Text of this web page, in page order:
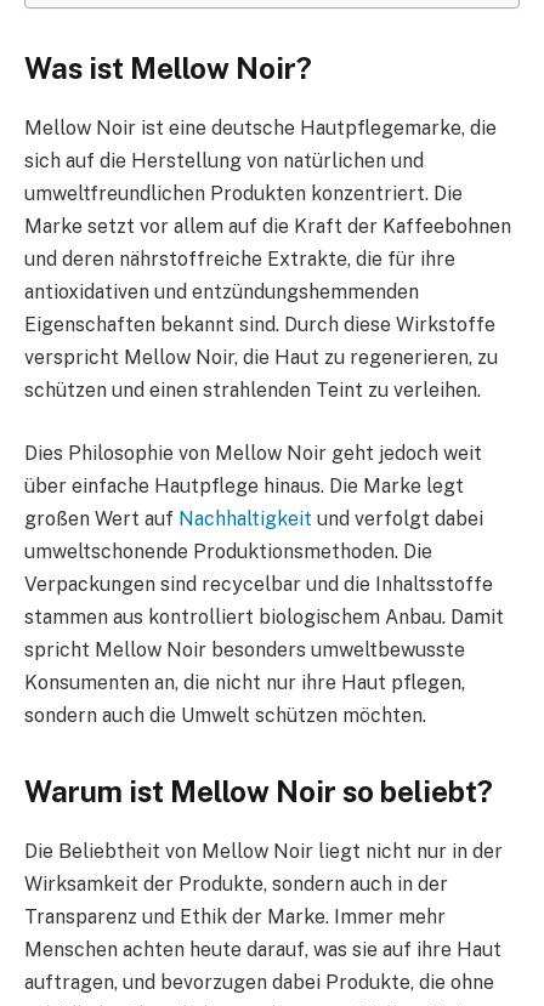
Was ist Mellow Noir?
Mellow Noir ist eine deutsche Hautpflegemarke, die
sich auf die Herstellung von natürlichen und
umweltfreundlichen Produkten konzentriert. Die
Marke setzt vor allem auf die Kraft der Kaffeebohnen
und deren nährstoffreiche Extrakte, die für ihre
antioxidativen und entzündungshemmenden
Eigenschaften bekannt sind. Durch diese Wirkstoffe
verspricht Mellow Noir, die Haut zu regenerieren, zu
schützen und einen strahlenden Teint zu verleihen.
Dies Philosophie von Mellow Noir geht jedoch weit
über einfache Hautpflege hinaus. Die Marke legt
großen Wert auf Nachhaltigkeit und verfolgt dabei
umweltschonende Produktionsmethoden. Die
Verpackungen sind recycelbar und die Inhaltsstoffe
stammen aus kontrolliert biologischem Anbau. Damit
spricht Mellow Noir besonders umweltbewusste
Konsumenten an, die nicht nur ihre Haut pflegen,
sondern auch die Umwelt schützen möchten.
Warum ist Mellow Noir so beliebt?
Die Beliebtheit von Mellow Noir liegt nicht nur in der
Wirksamkeit der Produkte, sondern auch in der
Transparenz und Ethik der Marke. Immer mehr
Menschen achten heute darauf, was sie auf ihre Haut
auftragen, und bevorzugen dabei Produkte, die ohne